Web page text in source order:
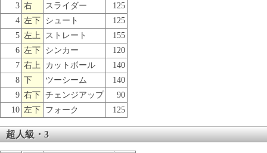
3 右 スライダー
125
4 左下 シュート
125
5 左上 ストレート
155
6 左下 シンカー
120
7 右上 カットボール
140
8 下 ツーシーム
140
9 右下 チェンジアップ
90
10 左下 フォーク 125
超人級・3